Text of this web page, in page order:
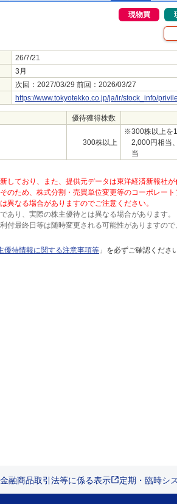
現物買
26/7/21
3月
次回：2027/03/29 前回：2026/03/27
https://www.tokyotekko.co.jp/ja/ir/stock_info/
優待獲得株数
300株以上
※300株以上を
2,000円相当
当
しており、また、提供元データは東洋経済新報社
のため、株式分割・売買単位変更等のコーポレー
異なる場合がありますのでご注意ください。
り、実際の株主優待とは異なる場合があります。
付最終日等は随時変更される可能性がありますの
優待情報に関する注意事項等 」を必ずご確認ください
金融商品取引法等に係る表示 定期・臨時シ